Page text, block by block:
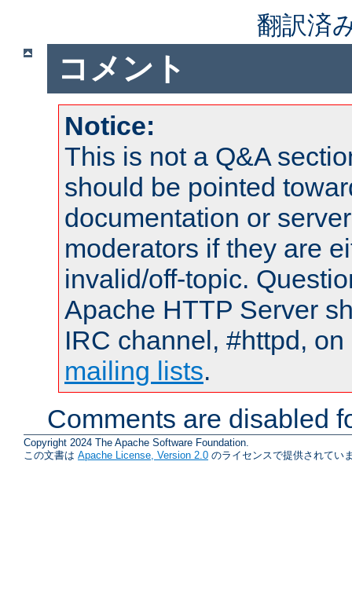
翻訳済
コメント
Notice:
This is not a Q&A
should be pointed
documentation or
moderators if they are
invalid/off-topic.
Apache HTTP Server
IRC channel, #httpd,
mailing lists.
Comments are disabled
Copyright 2024 The Apache Software Foundation.
この文書は Apache License, Version 2.0 のライセンスで提供されてい